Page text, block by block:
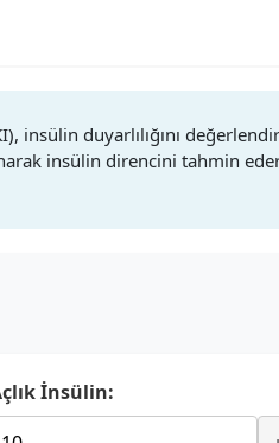
insülin duyarlılığını
insülin direncini tahmin
İnsülin: